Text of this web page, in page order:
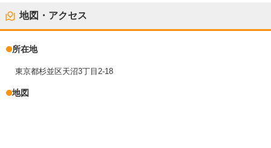
地図・アクセス
所在地
東京都杉並区天沼3丁目2-18
地図